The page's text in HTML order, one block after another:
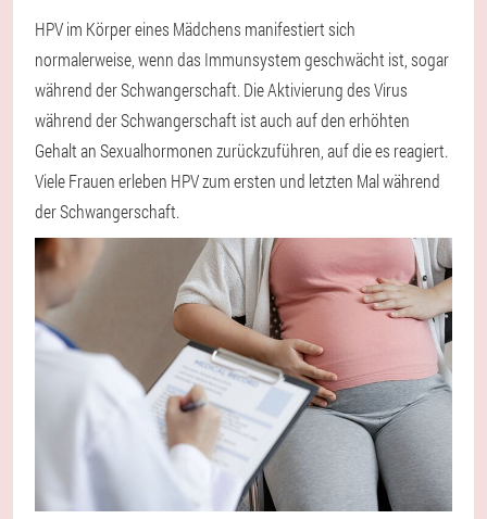
HPV im Körper eines Mädchens manifestiert sich
normalerweise, wenn das Immunsystem geschwächt ist, sogar
während der Schwangerschaft. Die Aktivierung des Virus
während der Schwangerschaft ist auch auf den erhöhten
Gehalt an Sexualhormonen zurückzuführen, auf die es reagiert.
Viele Frauen erleben HPV zum ersten und letzten Mal während
der Schwangerschaft.